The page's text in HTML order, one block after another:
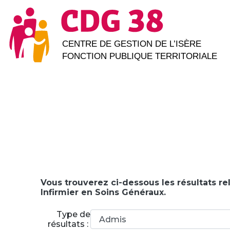
Vous trouverez ci-dessous les résultats
Infirmier en Soins Généraux.
Type de
résultats :